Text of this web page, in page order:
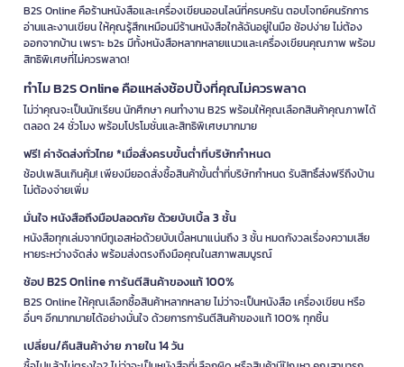
B2S Online คือร้านหนังสือและเครื่องเขียนออนไลน์ที่ครบครัน ตอบโจทย์คนรักการ
อ่านและงานเขียน ให้คุณรู้สึกเหมือนมีร้านหนังสือใกล้ฉันอยู่ในมือ ช้อปง่าย ไม่ต้อง
ออกจากบ้าน เพราะ b2s มีทั้งหนังสือหลากหลายแนวและเครื่องเขียนคุณภาพ พร้อม
สิทธิพิเศษที่ไม่ควรพลาด!
ทำไม B2S Online คือแหล่งช้อปปิ้งที่คุณไม่ควรพลาด
ไม่ว่าคุณจะเป็นนักเรียน นักศึกษา คนทำงาน B2S พร้อมให้คุณเลือกสินค้าคุณภาพได้
ตลอด 24 ชั่วโมง พร้อมโปรโมชั่นและสิทธิพิเศษมากมาย
ฟรี! ค่าจัดส่งทั่วไทย *เมื่อสั่งครบขั้นต่ำที่บริษัทกำหนด
ช้อปเพลินเกินคุ้ม! เพียงมียอดสั่งซื้อสินค้าขั้นต่ำที่บริษัทกำหนด รับสิทธิ์ส่งฟรีถึงบ้าน
ไม่ต้องจ่ายเพิ่ม
มั่นใจ หนังสือถึงมือปลอดภัย ด้วยบับเบิ้ล 3 ชั้น
หนังสือทุกเล่มจากบีทูเอสห่อด้วยบับเบิ้ลหนาแน่นถึง 3 ชั้น หมดกังวลเรื่องความเสีย
หายระหว่างจัดส่ง พร้อมส่งตรงถึงมือคุณในสภาพสมบูรณ์
ช้อป B2S Online การันตีสินค้าของแท้ 100%
B2S Online ให้คุณเลือกซื้อสินค้าหลากหลาย ไม่ว่าจะเป็นหนังสือ เครื่องเขียน หรือ
อื่นๆ อีกมากมายได้อย่างมั่นใจ ด้วยการการันตีสินค้าของแท้ 100% ทุกชิ้น
เปลี่ยน/คืนสินค้าง่าย ภายใน 14 วัน